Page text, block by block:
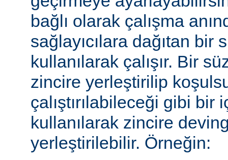
bağlı olarak çalışma
sağlayıcılara dağıtan bir
kullanılarak çalışır. Bir
zincire yerleştirilip
çalıştırılabileceği gibi bir
kullanılarak zincire
yerleştirilebilir. Örneğin: